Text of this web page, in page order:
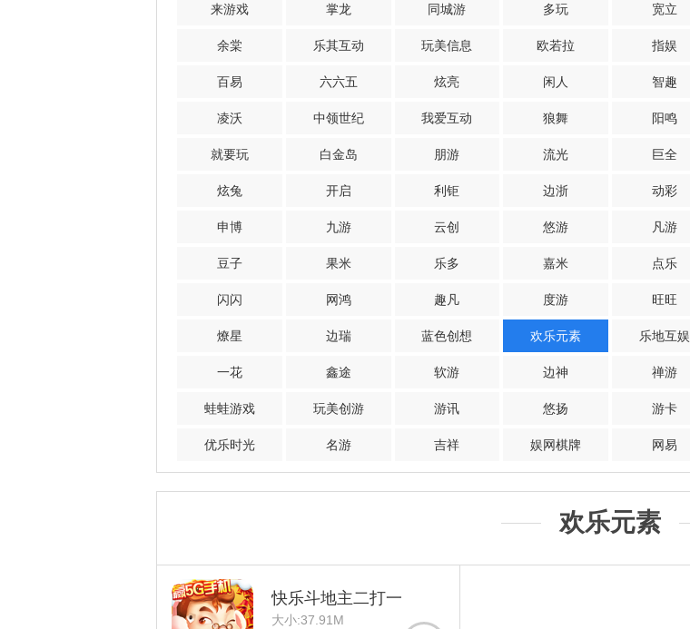
来游戏 掌龙 同城游 多玩 宽立
余棠 乐其互动 玩美信息 欧若拉 指娱
百易 六六五 炫亮 闲人 智趣
凌沃 中领世纪 我爱互动 狼舞 阳鸣
就要玩 白金岛 朋游 流光 巨全
炫兔 开启 利钜 边浙 动彩
申博 九游 云创 悠游 凡游
豆子 果米 乐多 嘉米 点乐
闪闪 网鸿 趣凡 度游 旺旺
燎星 边瑞 蓝色创想 欢乐元素 乐地互娱
一花 鑫途 软游 边神 禅游
蛙蛙游戏 玩美创游 游讯 悠扬 游卡
优乐时光 名游 吉祥 娱网棋牌 网易
欢乐元素
快乐斗地主二打一
大小:37.91M